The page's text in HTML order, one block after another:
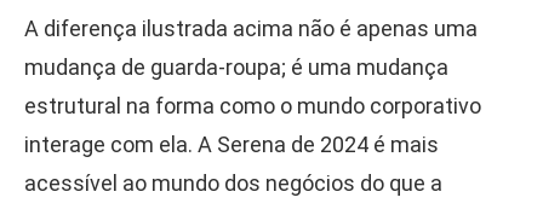
A diferença ilustrada acima não é apenas uma
mudança de guarda-roupa; é uma mudança
estrutural na forma como o mundo corporativo
interage com ela. A Serena de 2024 é mais
acessível ao mundo dos negócios do que a